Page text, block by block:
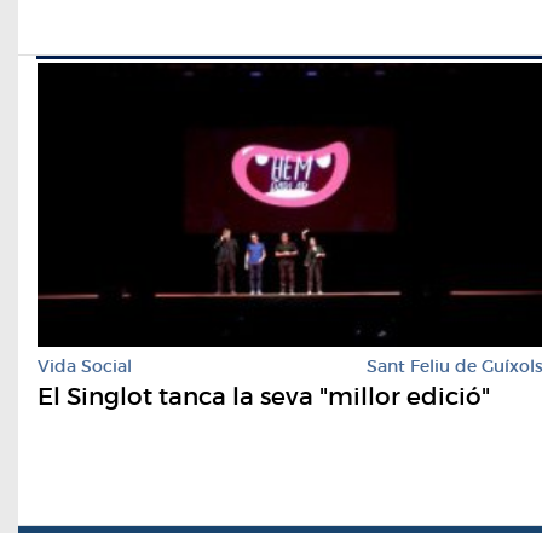
Vida Social Sant Feliu de Guíxols
El Singlot tanca la seva "millor edició"